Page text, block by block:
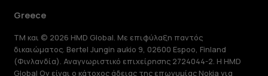
Greece
TM και © 2026 HMD Global. Με επιφύλαξη παντός
δικαιώματος. Bertel Jungin aukio 9, 02600 Espoo, Finland
(Φινλανδία). Αναγνωριστικό επιχείρησης 2724044-2. Η HMD
Global Oy είναι ο κάτοχος άδειας της επωνυμίας Nokia για